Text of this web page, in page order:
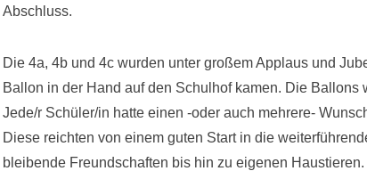
Abschluss.
Die 4a, 4b und 4c wurden unter großem Applaus und
Ballon in der Hand auf den Schulhof kamen. Die Ballons
Jede/r Schüler/in hatte einen -oder auch mehrere-
Diese reichten von einem guten Start in die
bleibende Freundschaften bis hin zu eigenen Haustieren.